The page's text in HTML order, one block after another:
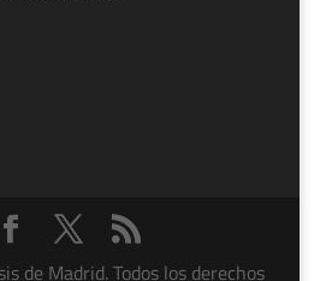
de Madrid. Todos los derechos